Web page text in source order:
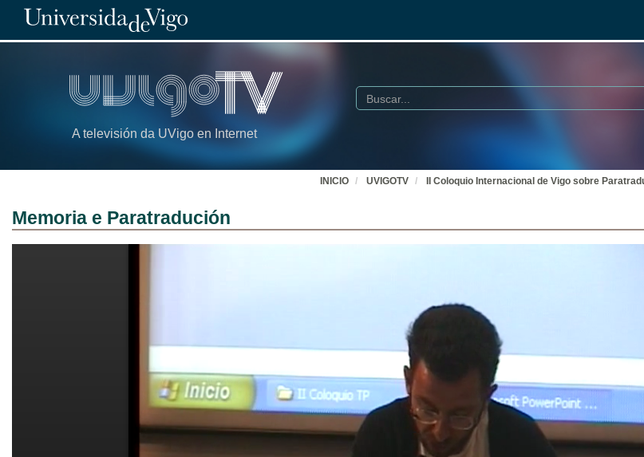
A televisión da UVigo en Internet
Buscar
INICIO UVIGOTV II Coloquio Internacional de Vigo sobre
Memoria e Paratradución